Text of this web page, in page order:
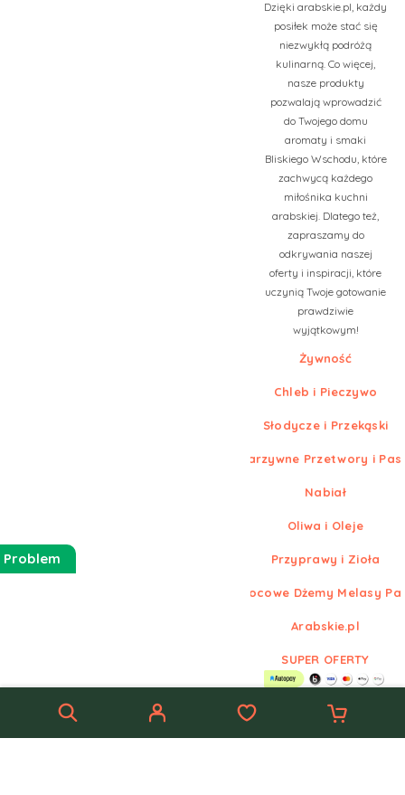
Dzięki arabskie.pl, każdy
posiłek może stać się
niezwykłą podróżą
kulinarną. Co więcej,
nasze produkty
pozwalają wprowadzić
do Twojego domu
aromaty i smaki
Bliskiego Wschodu, które
zachwycą każdego
miłośnika kuchni
arabskiej. Dlatego też,
zapraszamy do
odkrywania naszej
oferty i inspiracji, które
uczynią Twoje gotowanie
prawdziwie
wyjątkowym!
Żywność
Chleb i Pieczywo
Słodycze i Przekąski
Warzywne Przetwory i
Nabiał
Oliwa i Oleje
Przyprawy i Zioła
Owocowe Dżemy Melasy
Arabskie.pl
SUPER OFERTY
Arabskie.pl
Problem